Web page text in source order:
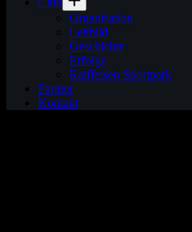
Organisation
Leitbild
Geschichte
Erfolge
Raiffeisen Sportpark
Partner
Kontakt